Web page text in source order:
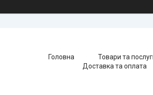
Головна Товари та
Доставка та оплата